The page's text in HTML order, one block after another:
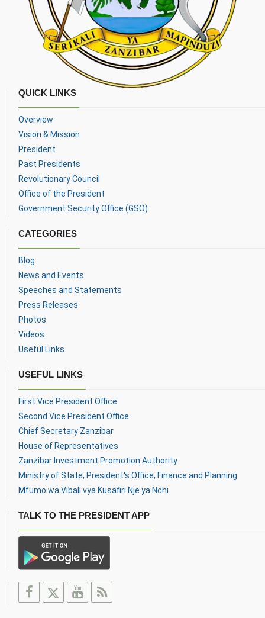
QUICK LINKS
Overview
Vision & Mission
President
Past Presidents
Revolutionary Council
Office of the President
Government Security Office (GSO)
CATEGORIES
Blog
News and Events
Speeches and Statements
Press Releases
Photos
Videos
Useful Links
USEFUL LINKS
First Vice President Office
Second Vice President Office
Chief Secretary Zanzibar
House of Representatives
Zanzibar Investment Promotion Authority
Ministry of State, President's Office, Finance and Planning
Mfumo wa Vibali vya Kusafiri Nje ya Nchi
TALK TO THE PRESIDENT APP